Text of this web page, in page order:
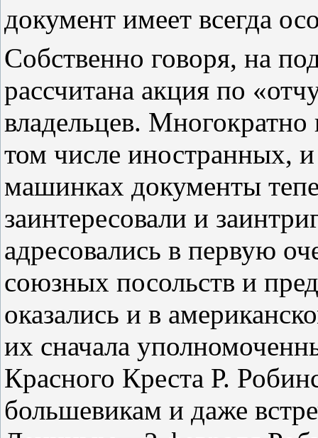
документ имеет всегда
Собственно говоря, на
рассчитана акция по
владельцев. Многократно
том числе иностранных,
машинках документы
заинтересовали и
адресовались в первую
союзных посольств и
оказались и в
их сначала
Красного Креста Р.
большевикам и даже